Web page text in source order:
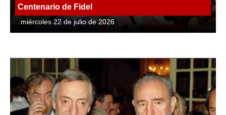
Centenario de Fidel
miércoles 22 de julio de 2026